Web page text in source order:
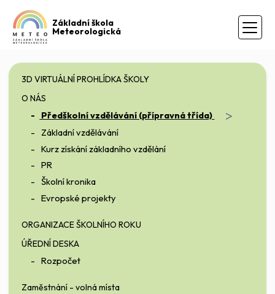
Základní škola
Meteorologická
3D VIRTUÁLNÍ PROHLÍDKA ŠKOLY
O NÁS
Předškolní vzdělávání (přípravná třída) >
Základní vzdělávání
Kurz získání základního vzdělání
PR
Školní kronika
Evropské projekty
ORGANIZACE ŠKOLNÍHO ROKU
ÚŘEDNÍ DESKA
Rozpočet
Zaměstnání - volná místa